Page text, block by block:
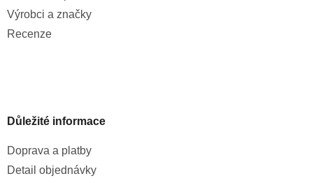
Výrobci a značky
Recenze
Důležité informace
Doprava a platby
Detail objednávky